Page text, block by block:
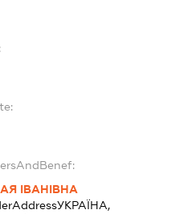
ІВАНІВНА
УКРАЇНА,